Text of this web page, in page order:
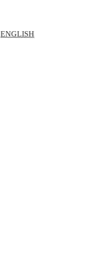
ENGLISH